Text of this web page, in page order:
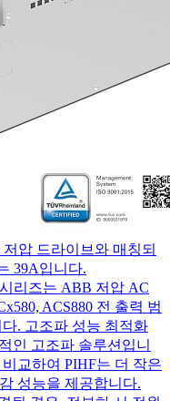
압 드라이브와 매칭되
39A입니다.
리즈는 ABB 저압 AC
ACS880 전 출력 범
. 고조파 성능 최적화
인 고조파 솔루션입니
교하여 PIHF는 더 작은
성능을 제공합니다.